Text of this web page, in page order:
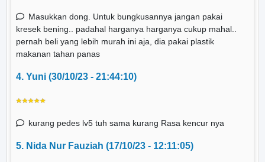
Masukkan dong. Untuk bungkusannya jangan pakai
kresek bening.. padahal harganya harganya cukup mahal..
pernah beli yang lebih murah ini aja, dia pakai plastik
makanan tahan panas
4. Yuni (30/10/23 - 21:44:10)
kurang pedes lv5 tuh sama kurang Rasa kencur nya
5. Nida Nur Fauziah (17/10/23 - 12:11:05)